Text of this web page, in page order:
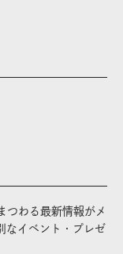
つわる最新情報がメ
なイベント・プレゼ